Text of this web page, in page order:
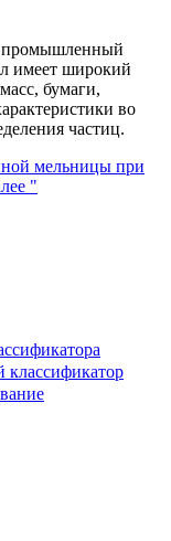
промышленный
имеет широкий
бумаги,
во
частиц.
мельницы при
"